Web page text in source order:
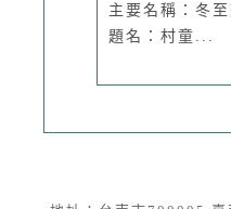
主要名稱：冬
題名：村童...